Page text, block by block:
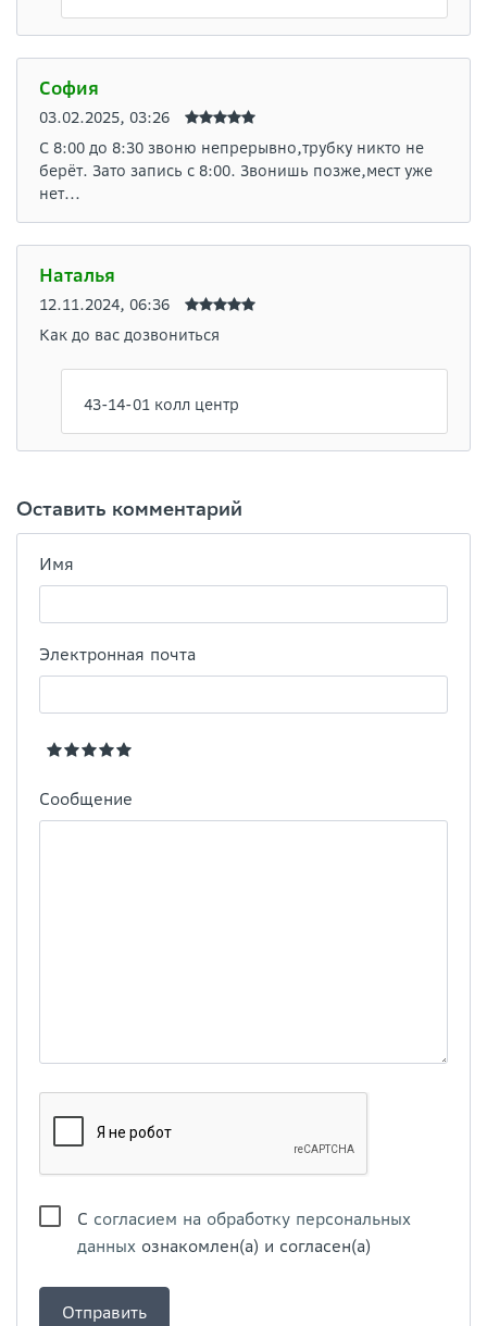
София
03.02.2025, 03:26
С 8:00 до 8:30 звоню непрерывно,трубку никто не
берёт. Зато запись с 8:00. Звонишь позже,мест уже
нет...
Наталья
12.11.2024, 06:36
Как до вас дозвониться
43-14-01 колл центр
Оставить комментарий
Имя
Электронная почта
Сообщение
С согласием на обработку персональных
данных ознакомлен(а) и согласен(а)